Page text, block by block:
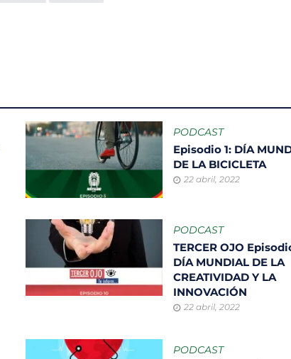
PODCAST
Episodio 1: DÍA
DE LA BICICLETA
22 abril, 2022
PODCAST
TERCER OJO
DÍA MUNDIAL DE LA
CREATIVIDAD Y LA
INNOVACIÓN
22 abril, 2022
PODCAST